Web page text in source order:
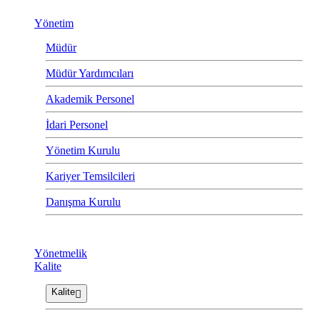
Yönetim
Müdür
Müdür Yardımcıları
Akademik Personel
İdari Personel
Yönetim Kurulu
Kariyer Temsilcileri
Danışma Kurulu
Yönetmelik
Kalite
Kalite